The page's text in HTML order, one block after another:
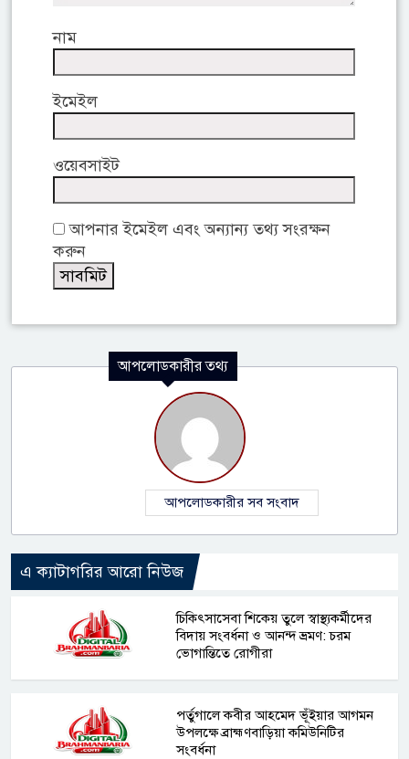
নাম
ইমেইল
ওয়েবসাইট
আপনার ইমেইল এবং অন্যান্য তথ্য সংরক্ষন
করুন
আপলোডকারীর তথ্য
আপলোডকারীর সব সংবাদ
এ ক্যাটাগরির আরো নিউজ
চিকিৎসাসেবা শিকেয় তুলে স্বাস্থ্যকর্মীদের
বিদায় সংবর্ধনা ও আনন্দ ভ্রমণ: চরম
ভোগান্তিতে রোগীরা
পর্তুগালে কবীর আহমেদ ভূঁইয়ার আগমন
উপলক্ষে ব্রাহ্মণবাড়িয়া কমিউনিটির
সংবর্ধনা